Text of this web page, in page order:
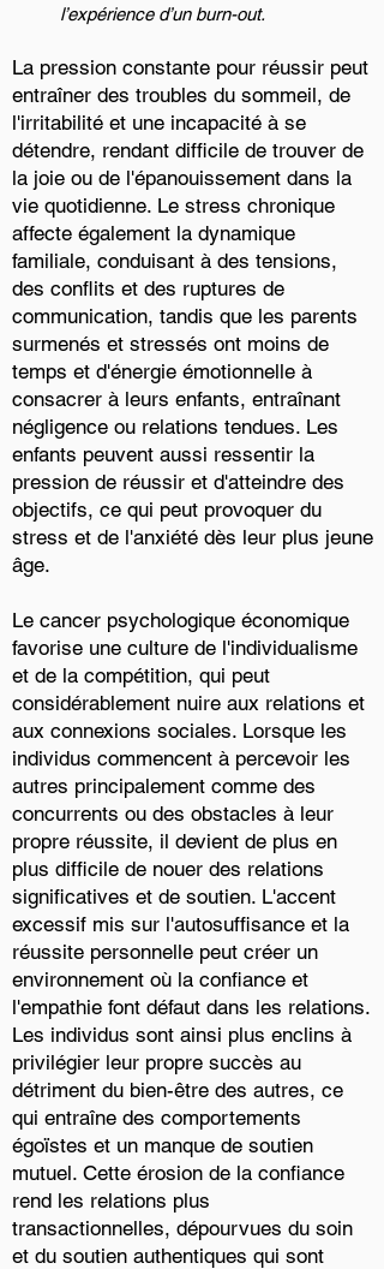
l’expérience d’un burn-out.
La pression constante pour réussir peut
entraîner des troubles du sommeil, de
l'irritabilité et une incapacité à se
détendre, rendant difficile de trouver de
la joie ou de l'épanouissement dans la
vie quotidienne. Le stress chronique
affecte également la dynamique
familiale, conduisant à des tensions,
des conflits et des ruptures de
communication, tandis que les parents
surmenés et stressés ont moins de
temps et d'énergie émotionnelle à
consacrer à leurs enfants, entraînant
négligence ou relations tendues. Les
enfants peuvent aussi ressentir la
pression de réussir et d'atteindre des
objectifs, ce qui peut provoquer du
stress et de l'anxiété dès leur plus jeune
âge.
Le cancer psychologique économique
favorise une culture de l'individualisme
et de la compétition, qui peut
considérablement nuire aux relations et
aux connexions sociales. Lorsque les
individus commencent à percevoir les
autres principalement comme des
concurrents ou des obstacles à leur
propre réussite, il devient de plus en
plus difficile de nouer des relations
significatives et de soutien. L'accent
excessif mis sur l'autosuffisance et la
réussite personnelle peut créer un
environnement où la confiance et
l'empathie font défaut dans les relations.
Les individus sont ainsi plus enclins à
privilégier leur propre succès au
détriment du bien-être des autres, ce
qui entraîne des comportements
égoïstes et un manque de soutien
mutuel. Cette érosion de la confiance
rend les relations plus
transactionnelles, dépourvues du soin
et du soutien authentiques qui sont